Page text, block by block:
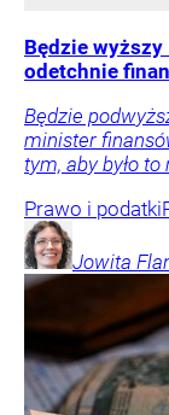
Będzie
odetchnie
Będzie
minister
tym, aby było
Prawo i podatki
Jowita